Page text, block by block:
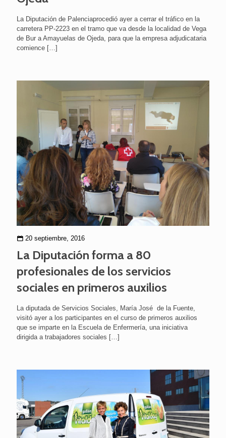
La Diputación de Palenciaprocedió ayer a cerrar el tráfico en la
carretera PP-2223 en el tramo que va desde la localidad de Vega
de Bur a Amayuelas de Ojeda, para que la empresa adjudicataria
comience […]
20 septiembre, 2016
La Diputación forma a 80
profesionales de los servicios
sociales en primeros auxilios
La diputada de Servicios Sociales, María José de la Fuente,
visitó ayer a los participantes en el curso de primeros auxilios
que se imparte en la Escuela de Enfermería, una iniciativa
dirigida a trabajadores sociales […]